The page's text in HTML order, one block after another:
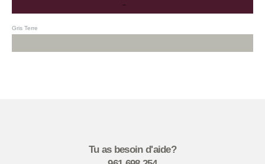
Gris Terre
Tu as besoin d'aide?